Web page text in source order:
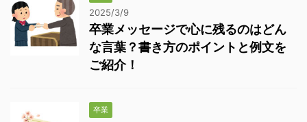
2025/3/9
卒業メッセージで心に残るのはどん
な言葉？書き方のポイントと例文を
ご紹介！
卒業